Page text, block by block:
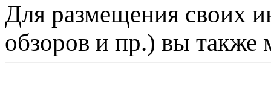
Для размещения своих
обзоров и пр.) вы также